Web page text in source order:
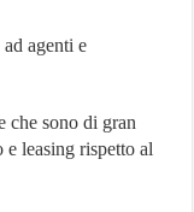
agenti e
che sono di gran
leasing rispetto al